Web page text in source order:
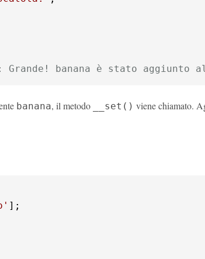
banana è stato aggiunto
banana, il metodo __set() viene chiamato.
];